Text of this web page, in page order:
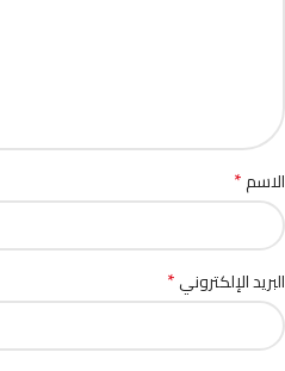
الاسم*
البريد الإلكتروني*